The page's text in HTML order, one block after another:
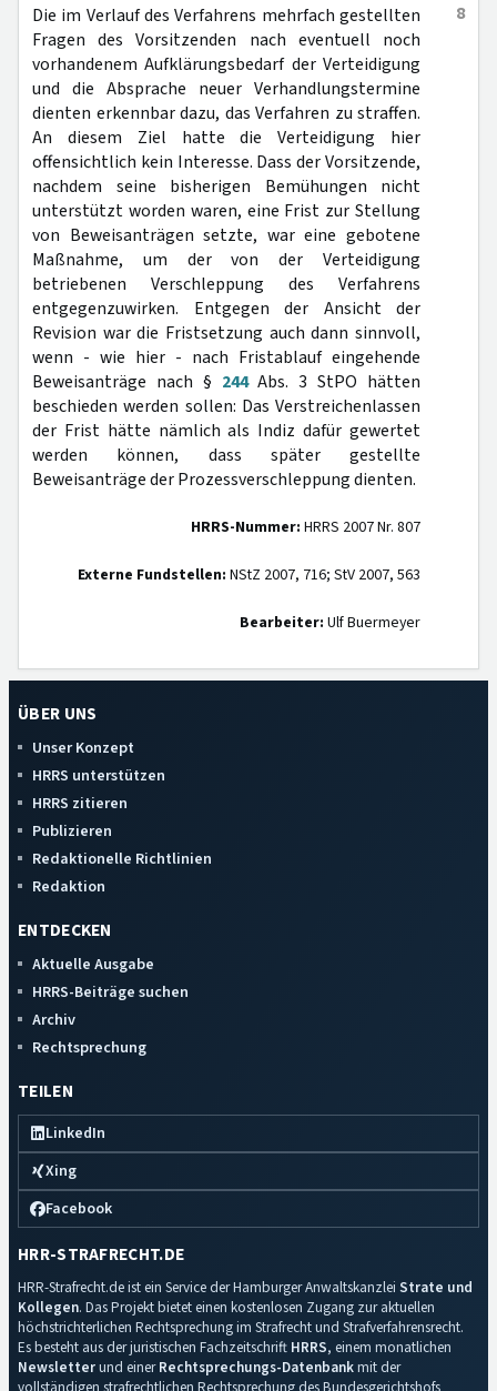
8
Die im Verlauf des Verfahrens mehrfach gestellten
Fragen des Vorsitzenden nach eventuell noch
vorhandenem Aufklärungsbedarf der Verteidigung
und die Absprache neuer Verhandlungstermine
dienten erkennbar dazu, das Verfahren zu straffen.
An diesem Ziel hatte die Verteidigung hier
offensichtlich kein Interesse. Dass der Vorsitzende,
nachdem seine bisherigen Bemühungen nicht
unterstützt worden waren, eine Frist zur Stellung
von Beweisanträgen setzte, war eine gebotene
Maßnahme, um der von der Verteidigung
betriebenen Verschleppung des Verfahrens
entgegenzuwirken. Entgegen der Ansicht der
Revision war die Fristsetzung auch dann sinnvoll,
wenn - wie hier - nach Fristablauf eingehende
Beweisanträge nach § 244Abs. 3 StPO hätten
beschieden werden sollen: Das Verstreichenlassen
der Frist hätte nämlich als Indiz dafür gewertet
werden können, dass später gestellte
Beweisanträge der Prozessverschleppung dienten.
HRRS-Nummer: HRRS 2007 Nr. 807
Externe Fundstellen: NStZ 2007, 716; StV 2007, 563
Bearbeiter: Ulf Buermeyer
ÜBER UNS
Unser Konzept
HRRS unterstützen
HRRS zitieren
Publizieren
Redaktionelle Richtlinien
Redaktion
ENTDECKEN
Aktuelle Ausgabe
HRRS-Beiträge suchen
Archiv
Rechtsprechung
TEILEN
LinkedIn
Xing
Facebook
HRR-STRAFRECHT.DE
HRR-Strafrecht.de ist ein Service der Hamburger Anwaltskanzlei Strate und
Kollegen. Das Projekt bietet einen kostenlosen Zugang zur aktuellen
höchstrichterlichen Rechtsprechung im Strafrecht und Strafverfahrensrecht.
Es besteht aus der juristischen Fachzeitschrift HRRS, einem monatlichen
Newsletterund einerRechtsprechungs-Datenbankmit der